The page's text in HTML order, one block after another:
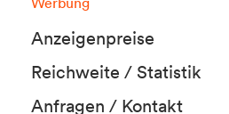
Anzeigenpreise
Reichweite / Statistik
Anfragen / Kontakt